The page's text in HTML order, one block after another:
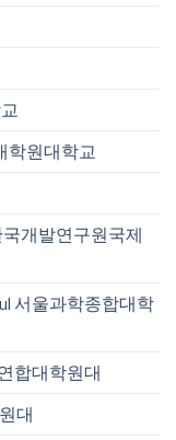
학원대학교
국개발연구원국제
서울과학종합대학
합대학원대
대